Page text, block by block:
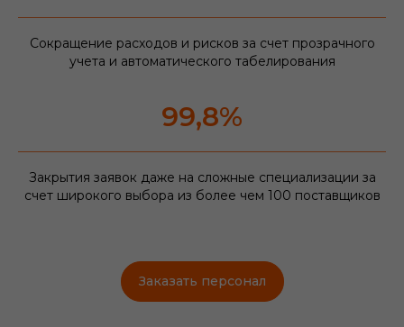
Сокращение расходов и рисков за счет прозрачного
учета и автоматического табелирования
99,8%
Закрытия заявок даже на сложные специализации за
счет широкого выбора из более чем 100 поставщиков
Заказать персонал